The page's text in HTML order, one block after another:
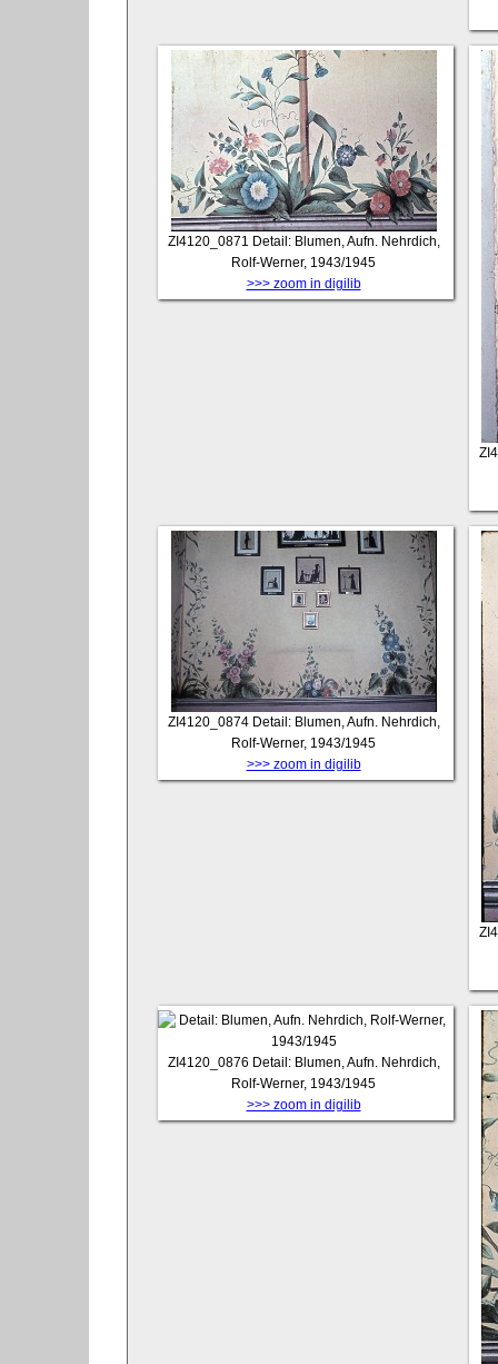
ZI4120_0871 Detail: Blumen, Aufn. Nehrdich,
Rolf-Werner, 1943/1945
>>> zoom in digilib
ZI4120_0874 Detail: Blumen, Aufn. Nehrdich,
Rolf-Werner, 1943/1945
>>> zoom in digilib
ZI4120_0876 Detail: Blumen, Aufn. Nehrdich,
Rolf-Werner, 1943/1945
>>> zoom in digilib